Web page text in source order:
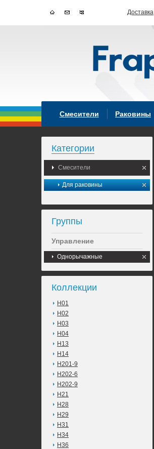
Смесители Раковины
Категории
Смесители
Для раковины
Группы
Управление
Однорычажные
Коллекции
H01
H02
H03
H04
H13
H14
H201-9
H202-6
H202-9
H21
H28
H29
H31
H34
H36
Доставка